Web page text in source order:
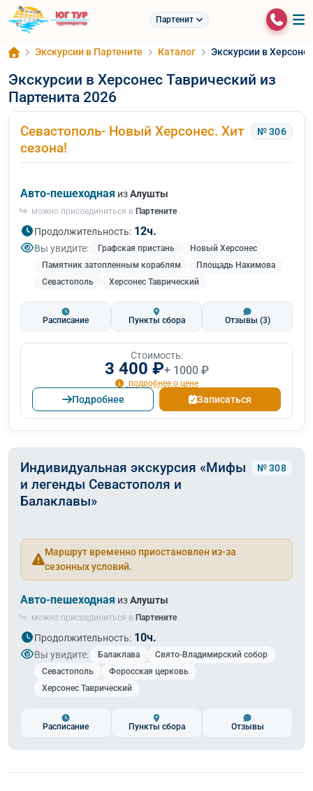
Партенит
Экскурсии в Партените Каталог Экскурсии в
Экскурсии в Херсонес Таврический из
Партенита 2026
Севастополь- Новый Херсонес. Хит
сезона!
№ 306
Авто-пешеходная изАлушты
можно присоединиться в Партените
Продолжительность: 12ч.
Вы увидите: Графская пристань
Новый Херсонес
Памятник затопленным кораблям
Площадь Нахимова
Севастополь
Херсонес Таврический
Расписание Пункты сбора Отзывы (3)
Стоимость:
3 400 ₽+ 1000 ₽
подробнее о цене
Подробнее Записаться
Индивидуальная экскурсия «Мифы
и легенды Севастополя и
Балаклавы»
№ 308
Маршрут временно приостановлен из-за
сезонных условий.
Авто-пешеходная изАлушты
можно присоединиться в Партените
Продолжительность: 10ч.
Вы увидите: Балаклава
Свято-Владимирский собор
Севастополь
Форосская церковь
Херсонес Таврический
Расписание Пункты сбора Отзывы